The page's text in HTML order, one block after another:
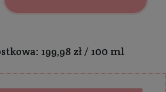
199,98 zł / 100 ml